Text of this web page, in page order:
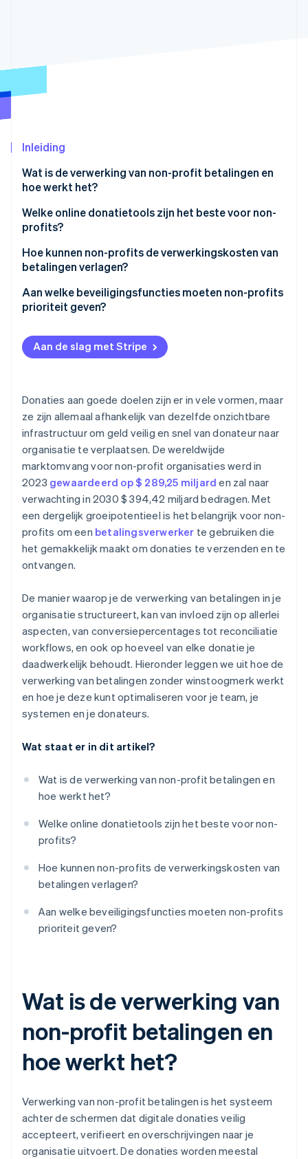
Identity
Ontdek hoe Stripe de economische
Nu bekijken
Inleiding
Wat is de verwerking van non-profit betalingen en
hoe werkt het?
Welke online donatietools zijn het beste voor non-
profits?
Integratie met je website en CRM
Aanpasbare, gebruiksvriendelijke formulieren
Meerdere betaalopties
Transparante tarieven
Hoe kunnen non-profits de verwerkingskosten van
betalingen verlagen?
Gebruik waar mogelijk goedkopere betaalmethoden
Laat donateurs de kosten dekken
Vermijd onnodige platformkosten
Optimaliseer je technische bundel om verborgen
kosten te voorkomen
Kosten dekken met externe financiering
Aan welke beveiligingsfuncties moeten non-profits
prioriteit geven?
Gebruik een PCI Level 1-provider
Kaartgegevens versleutelen en tokeniseren
Toegang en gegevenspraktijken van personeel
vergrendelen
Zichtbare vertrouwenssignalen weergeven
Houd je aan wereldwijde gegevensregels indien van
toepassing
Aan de slag met Stripe
Donaties aan goede doelen zijn er in vele vormen, maar
ze zijn allemaal afhankelijk van dezelfde onzichtbare
infrastructuur om geld veilig en snel van donateur naar
organisatie te verplaatsen. De wereldwijde
marktomvang voor non-profit organisaties werd in
2023 gewaardeerd op $ 289,25 miljard en zal naar
verwachting in 2030 $ 394,42 miljard bedragen. Met
een dergelijk groeipotentieel is het belangrijk voor non-
profits om een betalingsverwerker te gebruiken die
het gemakkelijk maakt om donaties te verzenden en te
ontvangen.
De manier waarop je de verwerking van betalingen in je
organisatie structureert, kan van invloed zijn op allerlei
aspecten, van conversiepercentages tot reconciliatie
workflows, en ook op hoeveel van elke donatie je
daadwerkelijk behoudt. Hieronder leggen we uit hoe de
verwerking van betalingen zonder winstoogmerk werkt
en hoe je deze kunt optimaliseren voor je team, je
systemen en je donateurs.
Wat staat er in dit artikel?
Wat is de verwerking van non-profit betalingen en
hoe werkt het?
Welke online donatietools zijn het beste voor non-
profits?
Hoe kunnen non-profits de verwerkingskosten van
betalingen verlagen?
Aan welke beveiligingsfuncties moeten non-profits
prioriteit geven?
Wat is de verwerking van
non-profit betalingen en
hoe werkt het?
Verwerking van non-profit betalingen is het systeem
achter de schermen dat digitale donaties veilig
accepteert, verifieert en overschrijvingen naar je
organisatie uitvoert. De donaties worden meestal